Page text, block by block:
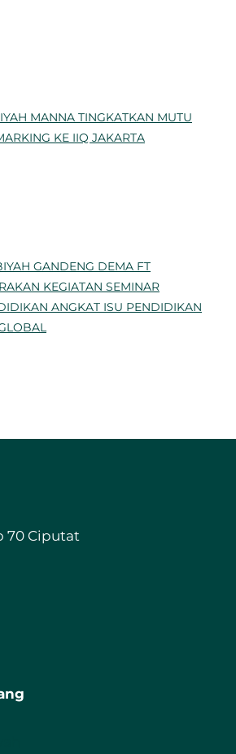
MANNA TINGKATKAN MUTU
KE IIQ JAKARTA
GANDENG DEMA FT
KEGIATAN SEMINAR
ANGKAT ISU PENDIDIKAN
70 Ciputat